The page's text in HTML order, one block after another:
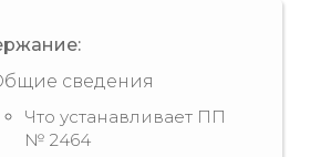
сведения
Что устанавливает ПП
№ 2464